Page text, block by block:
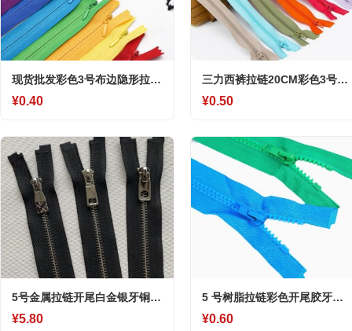
现货批发彩色3号布边隐形拉链
家纺抱枕服装辅料侧边闭尾尼
¥0.40
三力西裤拉链20CM彩色3号尼
龙拉链裤子门襟钱包闭口拉链
¥0.50
5号金属拉链开尾白金银牙铜拉
链 毛衣运动棉服卫衣外套门襟
¥5.80
5 号树脂拉链彩色开尾胶牙口
袋服装棉服辅料条装开尾拉链
¥0.60